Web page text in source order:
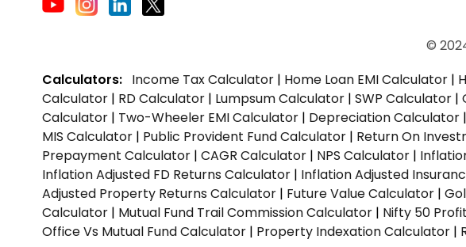
©
Calculators: Income Tax Calculator | Home Loan EMI Calculator |
Calculator | RD Calculator | Lumpsum Calculator | SWP Calculator |
Calculator | Two-Wheeler EMI Calculator | Depreciation Calculator |
MIS Calculator | Public Provident Fund Calculator | Return On
Prepayment Calculator | CAGR Calculator | NPS Calculator |
Inflation Adjusted FD Returns Calculator | Inflation Adjusted
Adjusted Property Returns Calculator | Future Value Calculator |
Calculator | Mutual Fund Trail Commission Calculator | Nifty 50
Office Vs Mutual Fund Calculator | Property Indexation Calculator |